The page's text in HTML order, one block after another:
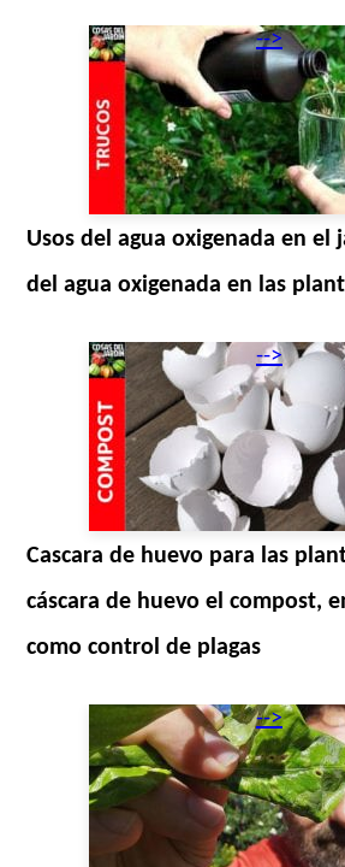
-->
Usos del agua oxigenada en el
del agua oxigenada en las
-->
Cascara de huevo para las
cáscara de huevo el compost,
como control de plagas
-->